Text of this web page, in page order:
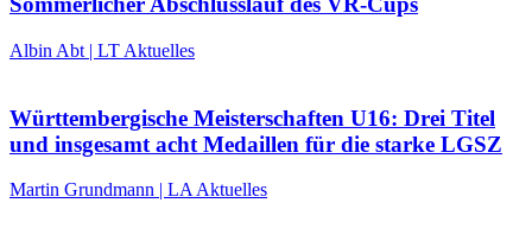
Albin Abt | LT Aktuelles
Württembergische Meisterschaften U16: Drei Titel
und insgesamt acht Medaillen für die starke LGSZ
Martin Grundmann | LA Aktuelles